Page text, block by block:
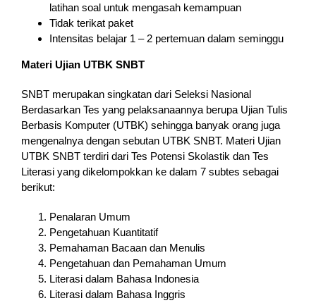
latihan soal untuk mengasah kemampuan
Tidak terikat paket
Intensitas belajar 1 – 2 pertemuan dalam seminggu
Materi Ujian UTBK SNBT
SNBT merupakan singkatan dari Seleksi Nasional
Berdasarkan Tes yang pelaksanaannya berupa Ujian Tulis
Berbasis Komputer (UTBK) sehingga banyak orang juga
mengenalnya dengan sebutan UTBK SNBT. Materi Ujian
UTBK SNBT terdiri dari Tes Potensi Skolastik dan Tes
Literasi yang dikelompokkan ke dalam 7 subtes sebagai
berikut:
Penalaran Umum
Pengetahuan Kuantitatif
Pemahaman Bacaan dan Menulis
Pengetahuan dan Pemahaman Umum
Literasi dalam Bahasa Indonesia
Literasi dalam Bahasa Inggris